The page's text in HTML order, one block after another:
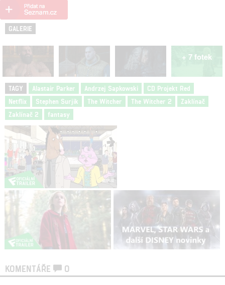
GALERIE
+ 7 fotek
TAGY Alastair Parker Andrzej Sapkowski
CD Projekt Red
Netflix
Stephen Surjik The Witcher The Witcher 2
Zaklínač
Zaklínač 2
fantasy
KOMENTÁŘE 0